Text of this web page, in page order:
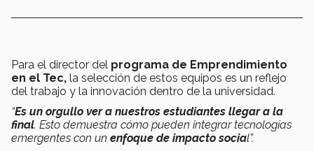
Para el director del programa de Emprendimiento
en el Tec, la selección de estos equipos es un reflejo
del trabajo y la innovación dentro de la universidad.
“Es un orgullo ver a nuestros estudiantes llegar a la
final. Esto demuestra cómo pueden integrar tecnologías
emergentes con un enfoque de impacto social”.